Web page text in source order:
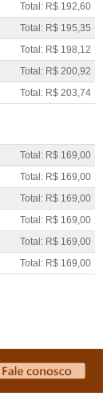
Total: R$ 192,60
Total: R$ 195,35
Total: R$ 198,12
Total: R$ 200,92
Total: R$ 203,74
Total: R$ 169,00
Total: R$ 169,00
Total: R$ 169,00
Total: R$ 169,00
Total: R$ 169,00
Total: R$ 169,00